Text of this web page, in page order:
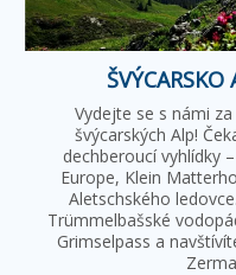
ŠVÝCARSKO
Vydejte se s námi
švýcarských Alp!
dechberoucí vyhlídky
Europe, Klein
Aletschského
Trümmelbašské
Grimselpass a